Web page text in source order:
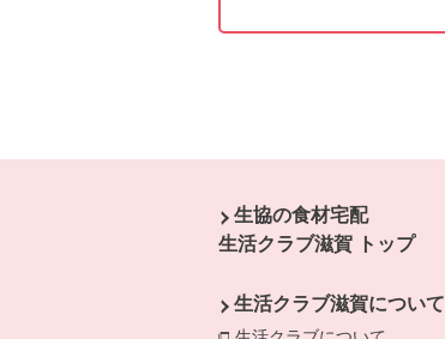
生協の食材宅配
生活クラブ滋賀 トップ
生活クラブ滋賀について